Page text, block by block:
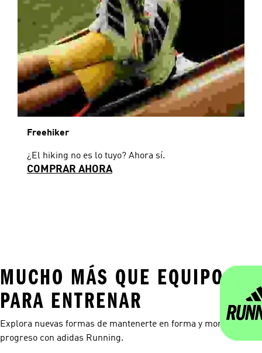
Freehiker
¿El hiking no es lo tuyo? Ahora sí.
COMPRAR AHORA
MUCHO MÁS QUE EQUIPO
PARA ENTRENAR
Explora nuevas formas de mantenerte en forma y monitorea tu
progreso con adidas Running.